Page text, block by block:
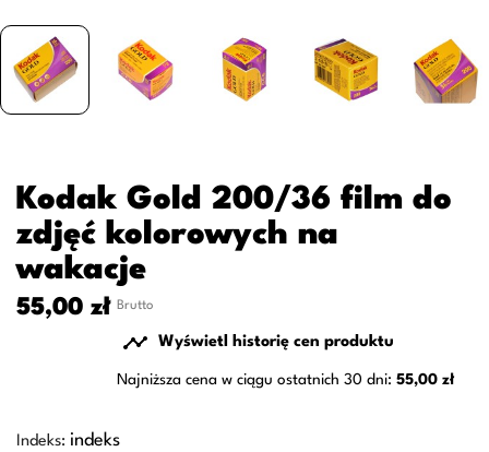
Kodak Gold 200/36 film do
zdjęć kolorowych na
wakacje
55,00 zł Brutto
 Wyświetl historię cen produktu
Najniższa cena w ciągu ostatnich 30 dni: 55,00 zł
Indeks: indeks